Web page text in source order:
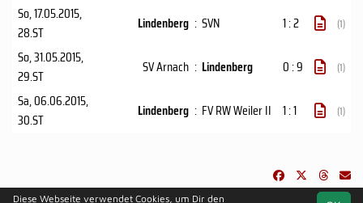
So, 17.05.2015,
28.ST
Lindenberg : SVN 1 : 2 (1)
So, 31.05.2015,
29.ST
SV Arnach : Lindenberg 0 : 9 (1)
Sa, 06.06.2015,
30.ST
Lindenberg : FV RW Weiler II 1 : 1 (1)
Diese Webseite verwendet Cookies, um Dir den